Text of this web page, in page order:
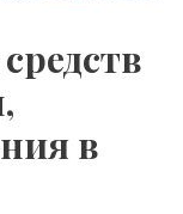
в